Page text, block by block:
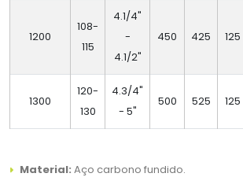
1200
108-
115
4.1/4"
-
4.1/2"
450 425 125
1300
120-
130
4.3/4"
- 5"
500 525 125
Material: Aço carbono fundido.